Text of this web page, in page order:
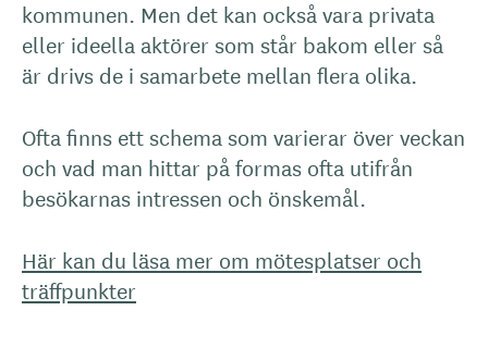
kommunen. Men det kan också vara privata
eller ideella aktörer som står bakom eller så
är drivs de i samarbete mellan flera olika.
Ofta finns ett schema som varierar över veckan
och vad man hittar på formas ofta utifrån
besökarnas intressen och önskemål.
Här kan du läsa mer om mötesplatser och
träffpunkter